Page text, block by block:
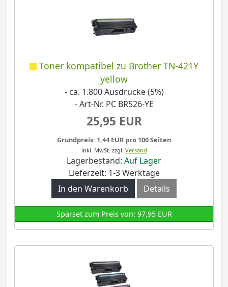
Toner kompatibel zu Brother TN-421Y
yellow
- ca. 1.800 Ausdrucke (5%)
- Art-Nr. PC BR526-YE
25,95 EUR
Grundpreis: 1,44 EUR pro 100 Seiten
inkl. MwSt. zzgl. Versand
Lagerbestand: Auf Lager
Lieferzeit: 1-3 Werktage
In den Warenkorb
Details
Sparset zum Preis von: 97,95 EUR